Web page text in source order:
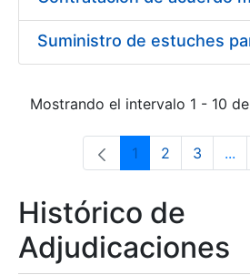
Mostrando el intervalo 1 - 10
Página
1 Página
2 Página
3 ...
Histórico de
Adjudicaciones